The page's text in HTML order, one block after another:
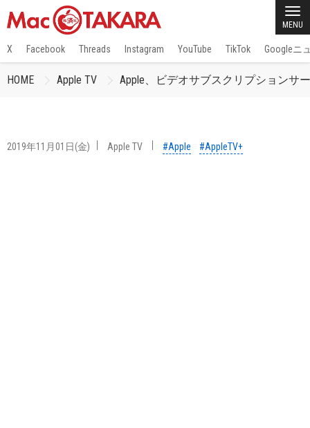
MENU
X Facebook Threads Instagram YouTube TikTok Googleニ
HOME Apple TV Apple、ビデオサブスクリプションサ
2019年11月01日(金) Apple TV #Apple #AppleTV+